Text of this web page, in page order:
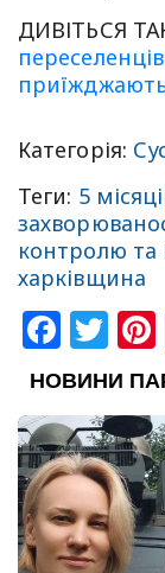
ДИВІТЬСЯ
Категорія:
Теги: 5
контролю та
харківщина